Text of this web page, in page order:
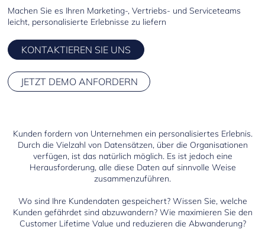
Customer Service
Project Operations
Human Resources
Customer Voice
Product Insights
Machen Sie es Ihren Marketing-, Vertriebs- und Serviceteams
leicht, personalisierte Erlebnisse zu liefern
KONTAKTIEREN SIE UNS
JETZT DEMO ANFORDERN
Kunden fordern von Unternehmen ein personalisiertes Erlebnis.
Durch die Vielzahl von Datensätzen, über die Organisationen
verfügen, ist das natürlich möglich. Es ist jedoch eine
Herausforderung, alle diese Daten auf sinnvolle Weise
zusammenzuführen.
Wo sind Ihre Kundendaten gespeichert? Wissen Sie, welche
Kunden gefährdet sind abzuwandern? Wie maximieren Sie den
Customer Lifetime Value und reduzieren die Abwanderung?